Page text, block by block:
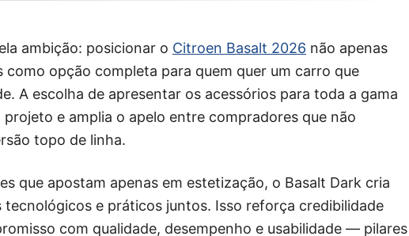
ambição: posicionar o Citroen Basalt 2026 não apenas
como opção completa para quem quer um carro que
A escolha de apresentar os acessórios para toda a gama
e amplia o apelo entre compradores que não
topo de linha.
que apostam apenas em estetização, o Basalt Dark cria
e práticos juntos. Isso reforça credibilidade
com qualidade, desempenho e usabilidade — pilares